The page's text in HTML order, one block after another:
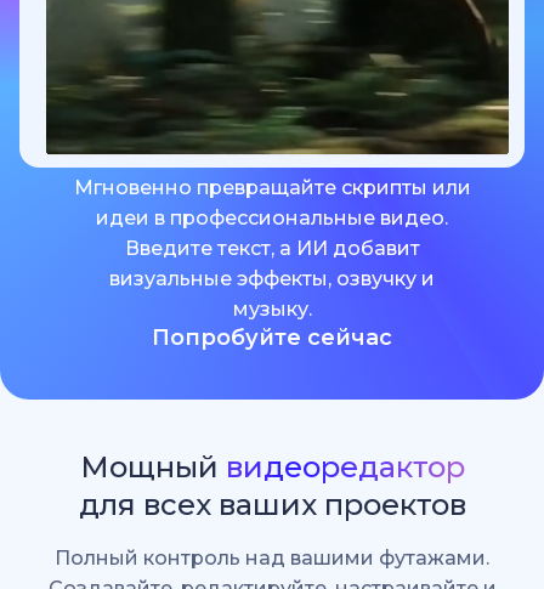
Мгновенно превращайте скрипты или
идеи в профессиональные видео.
Введите текст, а ИИ добавит
визуальные эффекты, озвучку и
музыку.
Попробуйте сейчас
Мощный видеоредактор
для всех ваших проектов
Полный контроль над вашими футажами.